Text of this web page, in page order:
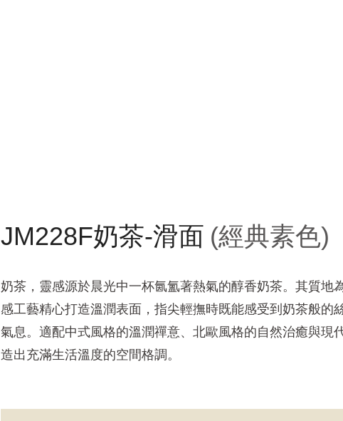
JM228F奶茶-滑面 (經典素色)
奶茶，靈感源於晨光中一杯氤氳著熱氣的醇香奶茶。其質
感工藝精心打造溫潤表面，指尖輕撫時既能感受到奶茶般
氣息。適配中式風格的溫潤禪意、北歐風格的自然治癒與
造出充滿生活溫度的空間格調。